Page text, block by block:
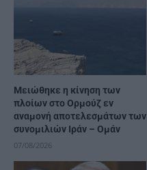
Μειώθηκε η κίνηση των
πλοίων στο Ορμούζ εν
αναμονή αποτελεσμάτων των
συνομιλιών Ιράν – Ομάν
07/08/2026